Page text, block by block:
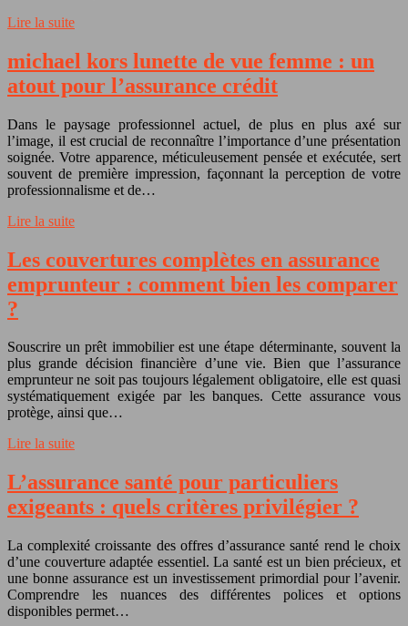
Lire la suite
michael kors lunette de vue femme : un
atout pour l’assurance crédit
Dans le paysage professionnel actuel, de plus en plus axé sur
l’image, il est crucial de reconnaître l’importance d’une présentation
soignée. Votre apparence, méticuleusement pensée et exécutée, sert
souvent de première impression, façonnant la perception de votre
professionnalisme et de…
Lire la suite
Les couvertures complètes en assurance
emprunteur : comment bien les comparer
?
Souscrire un prêt immobilier est une étape déterminante, souvent la
plus grande décision financière d’une vie. Bien que l’assurance
emprunteur ne soit pas toujours légalement obligatoire, elle est quasi
systématiquement exigée par les banques. Cette assurance vous
protège, ainsi que…
Lire la suite
L’assurance santé pour particuliers
exigeants : quels critères privilégier ?
La complexité croissante des offres d’assurance santé rend le choix
d’une couverture adaptée essentiel. La santé est un bien précieux, et
une bonne assurance est un investissement primordial pour l’avenir.
Comprendre les nuances des différentes polices et options
disponibles permet…